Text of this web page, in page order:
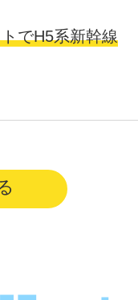
でH5系新幹線